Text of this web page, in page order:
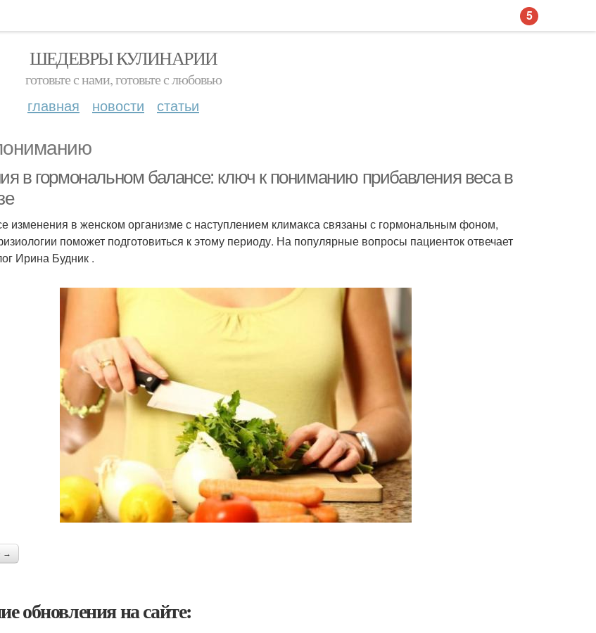
ШЕДЕВРЫ КУЛИНАРИИ
готовьте с нами, готовьте с любовью
главная новости статьи
в гормональном балансе: ключ к пониманию прибавления веса в
изменения в женском организме с наступлением климакса связаны с гормональным фоном,
поможет подготовиться к этому периоду. На популярные вопросы пациенток отвечает
Ирина Будник .
→
обновления на сайте:
5